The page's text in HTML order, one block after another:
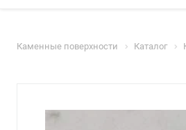
Каменные поверхности Каталог